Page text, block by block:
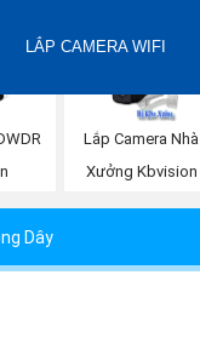
LẮP CAMERA WIFI
Lắp Camera Nhà
Xưởng Kbvision
Dây